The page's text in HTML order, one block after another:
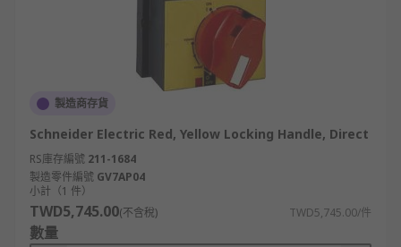
納，確保設備與物品的安全性。
伺服器機房及機櫃:
鎖確保伺服器設備安全，防止未授權人員接
觸，保障數據中心運行穩定。
用於工業電控設備，能防塵、防誤觸，提升作
業安全。
醫療機構（收納櫃，醫療抽屜等）:
櫃鎖廣泛應用於醫院與診所，用於存放藥品與
醫療器材，確保敏感資源受到管控。
製造商存貨
Schneider Electric Red, Yellow Locking Handle, Direct
RS庫存編號 211-1684
製造零件編號 GV7AP04
小計（1 件）
TWD5,745.00(不含稅) TWD5,745.00/件
數量